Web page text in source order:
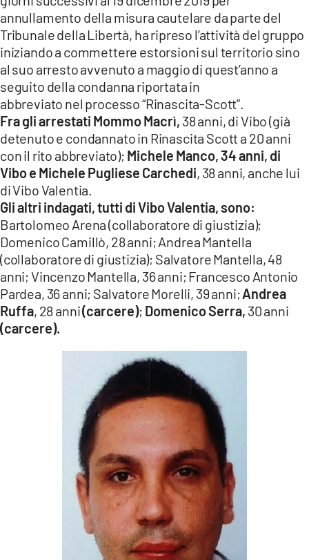
annullamento della misura cautelare da parte del
Tribunale della Libertà, ha ripreso l’attività del gruppo
iniziando a commettere estorsioni sul territorio sino
al suo arresto avvenuto a maggio di quest’anno a
seguito della condanna riportata in
abbreviato nel processo “Rinascita-Scott”.
Fra gli arrestati Mommo Macrì, 38 anni, di Vibo (già
detenuto e condannato in Rinascita Scott a 20 anni
con il rito abbreviato); Michele Manco, 34 anni, di
Vibo e Michele Pugliese Carchedi, 38 anni, anche lui
di Vibo Valentia.
Gli altri indagati, tutti di Vibo Valentia, sono:
Bartolomeo Arena (collaboratore di giustizia);
Domenico Camillò, 28 anni; Andrea Mantella
(collaboratore di giustizia); Salvatore Mantella, 48
anni; Vincenzo Mantella, 36 anni; Francesco Antonio
Pardea, 36 anni; Salvatore Morelli, 39 anni;Andrea
Ruffa, 28 anni(carcere); Domenico Serra, 30 anni
(carcere).